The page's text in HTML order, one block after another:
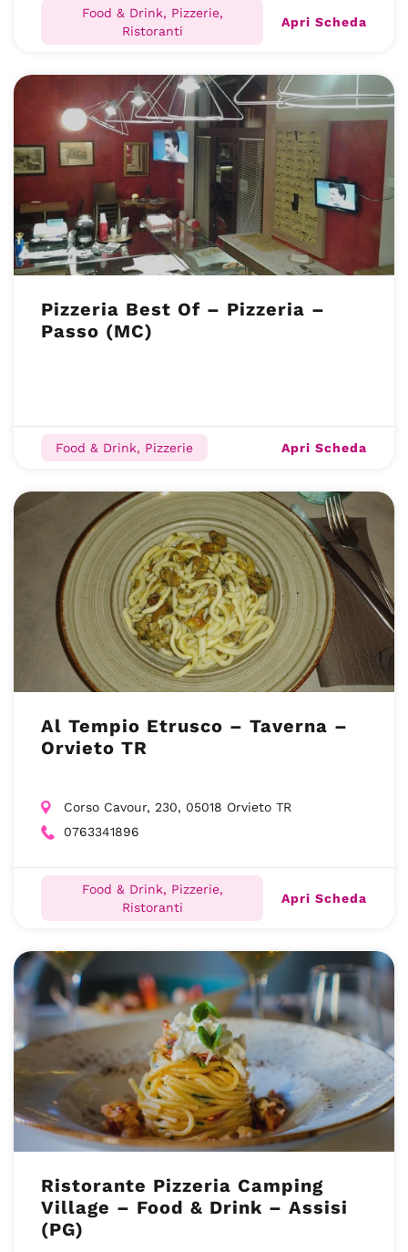
Food & Drink, Pizzerie,
Ristoranti
Apri Scheda
Pizzeria Best Of – Pizzeria –
Passo (MC)
Food & Drink, Pizzerie Apri Scheda
Al Tempio Etrusco – Taverna –
Orvieto TR
Corso Cavour, 230, 05018 Orvieto TR
0763341896
Food & Drink, Pizzerie,
Ristoranti
Apri Scheda
Ristorante Pizzeria Camping
Village – Food & Drink – Assisi
(PG)